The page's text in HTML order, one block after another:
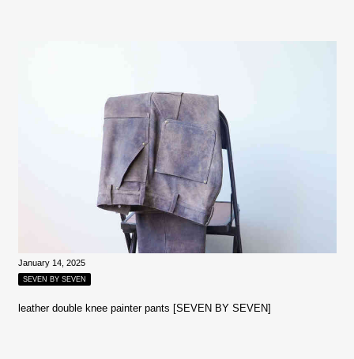
January 14, 2025
SEVEN BY SEVEN
leather double knee painter pants [SEVEN BY SEVEN]